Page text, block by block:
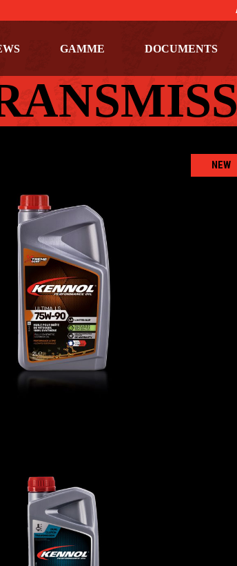
GAMME DOCUMENTS
ULTIMA LS 75W-90
AUTO Huiles de transmission
NEW
DCT FLUID
Huiles de transmission